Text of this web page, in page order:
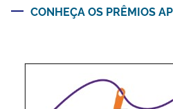
CONHEÇA OS PRÊMIOS